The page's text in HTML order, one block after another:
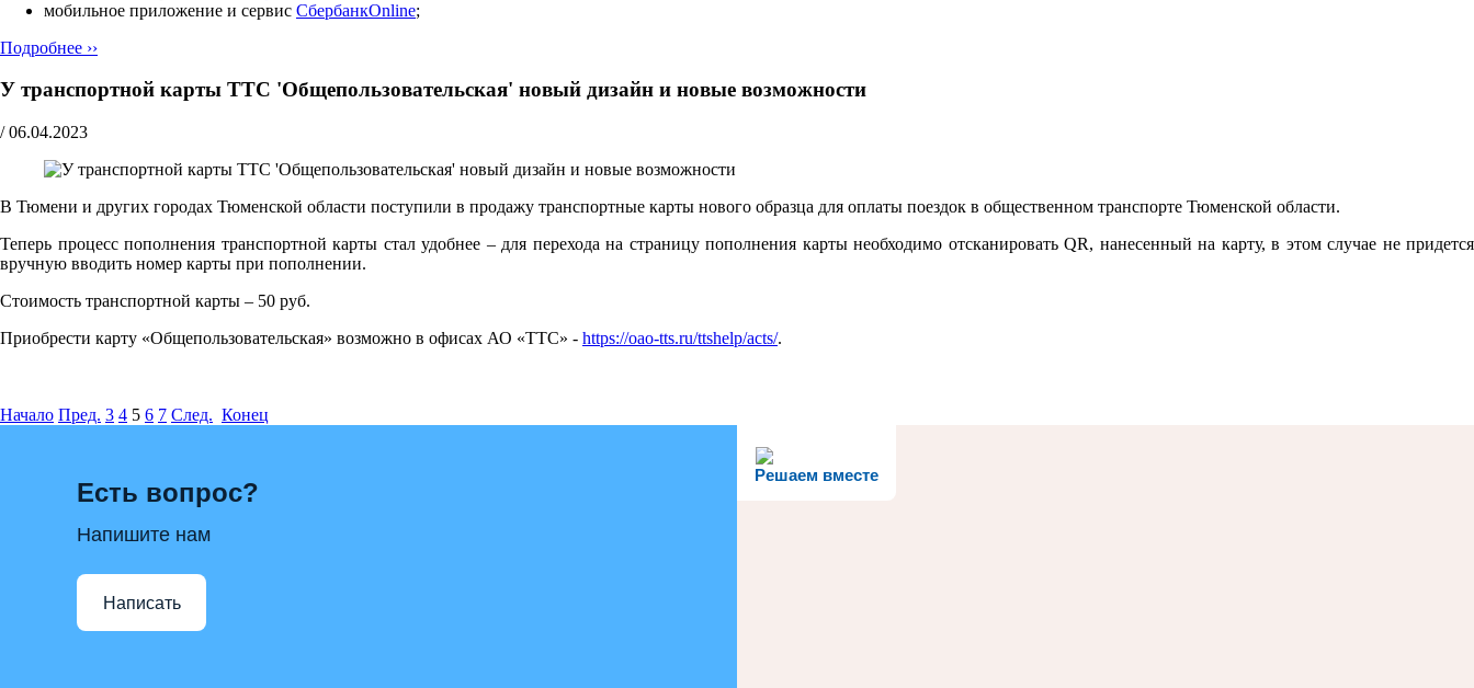
мобильное приложение и сервис СбербанкOnline;
Подробнее ››
У транспортной карты ТТС 'Общепользовательская' новый дизайн и новые возможности
/ 06.04.2023
В Тюмени и других городах Тюменской области поступили в продажу транспортные карты нового образца для оплаты поездок в общественном транспорте Тюменской области.
Теперь процесс пополнения транспортной карты стал удобнее – для перехода на страницу пополнения карты необходимо отсканировать QR, нанесенный на карту, в этом случае не придется
вручную вводить номер карты при пополнении.
Стоимость транспортной карты – 50 руб.
Приобрести карту «Общепользовательская» возможно в офисах АО «ТТС» - https://oao-tts.ru/ttshelp/acts/.
Начало Пред. 3 4 5 6 7 След. Конец
Решаем вместе
Есть вопрос?
Напишите нам
Написать